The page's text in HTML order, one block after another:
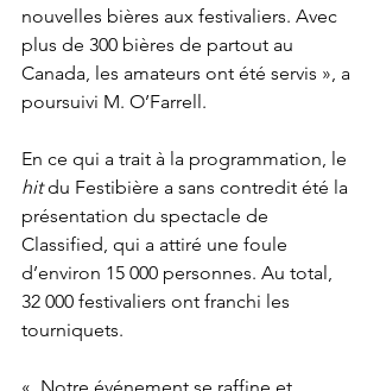
nouvelles bières aux festivaliers. Avec
plus de 300 bières de partout au
Canada, les amateurs ont été servis », a
poursuivi M. O’Farrell.
En ce qui a trait à la programmation, le
hit du Festibière a sans contredit été la
présentation du spectacle de
Classified, qui a attiré une foule
d’environ 15 000 personnes. Au total,
32 000 festivaliers ont franchi les
tourniquets.